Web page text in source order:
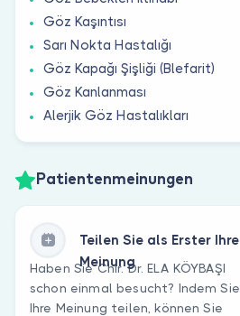
Göz Kaşıntısı
Sarı Nokta Hastalığı
Göz Kapağı Şişliği (Blefarit)
Göz Kanlanması
Alerjik Göz Hastalıkları
Patientenmeinungen
Teilen Sie als Erster Ihre
Meinung
Haben Sie Chir. Dr. ELA KÖYBAŞI
schon einmal besucht? Indem Sie
Ihre Meinung teilen, können Sie